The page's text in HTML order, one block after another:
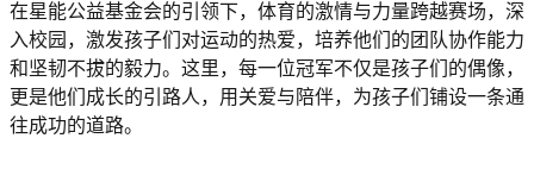
在星能公益基金会的引领下，体育的激情与力量跨越赛场，深
入校园，激发孩子们对运动的热爱，培养他们的团队协作能力
和坚韧不拔的毅力。这里，每一位冠军不仅是孩子们的偶像，
更是他们成长的引路人，用关爱与陪伴，为孩子们铺设一条通
往成功的道路。